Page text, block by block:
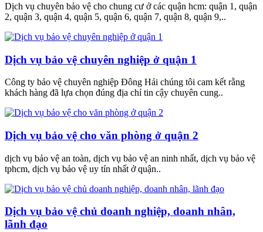
Dịch vụ chuyên bảo vệ cho chung cư ở các quận hcm: quận 1, quận
2, quận 3, quận 4, quận 5, quận 6, quận 7, quận 8, quận 9,..
Dịch vụ bảo vệ chuyên nghiệp ở quận 1
Công ty bảo vệ chuyên nghiệp Đông Hải chúng tôi cam kết rằng
khách hàng đã lựa chọn đúng địa chỉ tin cậy chuyên cung..
Dịch vụ bảo vệ cho văn phòng ở quận 2
dịch vụ bảo vệ an toàn, dịch vụ bảo vệ an ninh nhất, dịch vụ bảo vệ
tphcm, dịch vụ bảo vệ uy tín nhất ở quận..
Dịch vụ bảo vệ chủ doanh nghiệp, doanh nhân,
lãnh đạo